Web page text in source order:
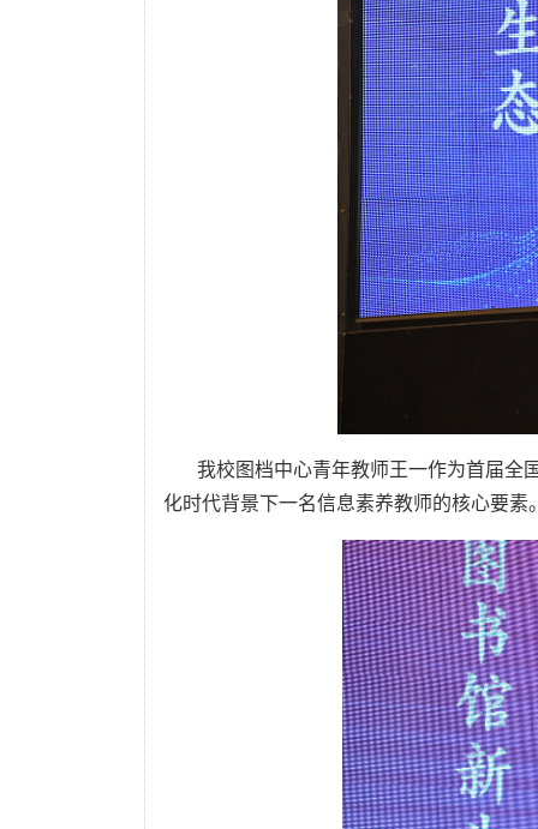
我校图档中心青年教师王一作为首届全
化时代背景下一名信息素养教师的核心要素